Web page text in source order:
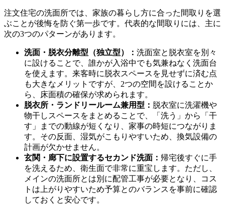
注文住宅の洗面所では、家族の暮らし方に合った間取りを選
ぶことが後悔を防ぐ第一歩です。代表的な間取りには、主に
次の3つのパターンがあります。
洗面・脱衣分離型（独立型）： 洗面室と脱衣室を別々
に設けることで、誰かが入浴中でも気兼ねなく洗面台
を使えます。来客時に脱衣スペースを見せずに済む点
も大きなメリットですが、2つの空間を設けることか
ら、床面積の確保が求められます。
脱衣所・ランドリールーム兼用型： 脱衣室に洗濯機や
物干しスペースをまとめることで、「洗う」から「干
す」までの動線が短くなり、家事の時短につながりま
す。その反面、湿気がこもりやすいため、換気設備の
計画が欠かせません。
玄関・廊下に設置するセカンド洗面： 帰宅後すぐに手
を洗えるため、衛生面で非常に重宝します。ただし、
メインの洗面所とは別に配管工事が必要となり、コス
トは上がりやすいため予算とのバランスを事前に確認
しておくと安心です。